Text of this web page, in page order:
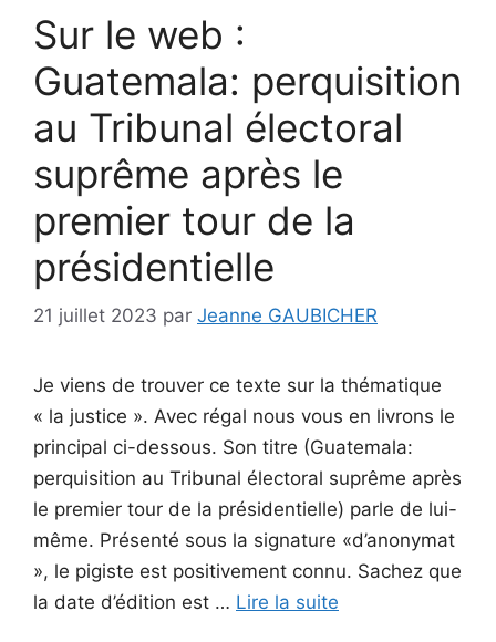
Sur le web :
Guatemala: perquisition
au Tribunal électoral
suprême après le
premier tour de la
présidentielle
21 juillet 2023 par Jeanne GAUBICHER
Je viens de trouver ce texte sur la thématique
« la justice ». Avec régal nous vous en livrons le
principal ci-dessous. Son titre (Guatemala:
perquisition au Tribunal électoral suprême après
le premier tour de la présidentielle) parle de lui-
même. Présenté sous la signature «d’anonymat
», le pigiste est positivement connu. Sachez que
la date d’édition est … Lire la suite